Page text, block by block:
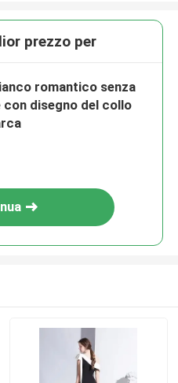
prezzo per
romantico senza
con disegno del collo